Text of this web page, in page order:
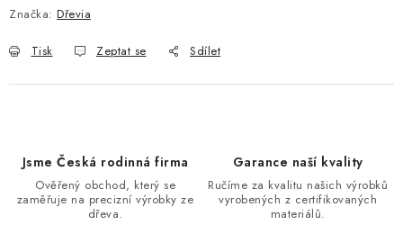
Značka: Dřevia
Tisk Zeptat se Sdílet
Jsme Česká rodinná firma
Ověřený obchod, který se
zaměřuje na precizní výrobky ze
dřeva.
Garance naší kvality
Ručíme za kvalitu našich výrobků
vyrobených z certifikovaných
materiálů.